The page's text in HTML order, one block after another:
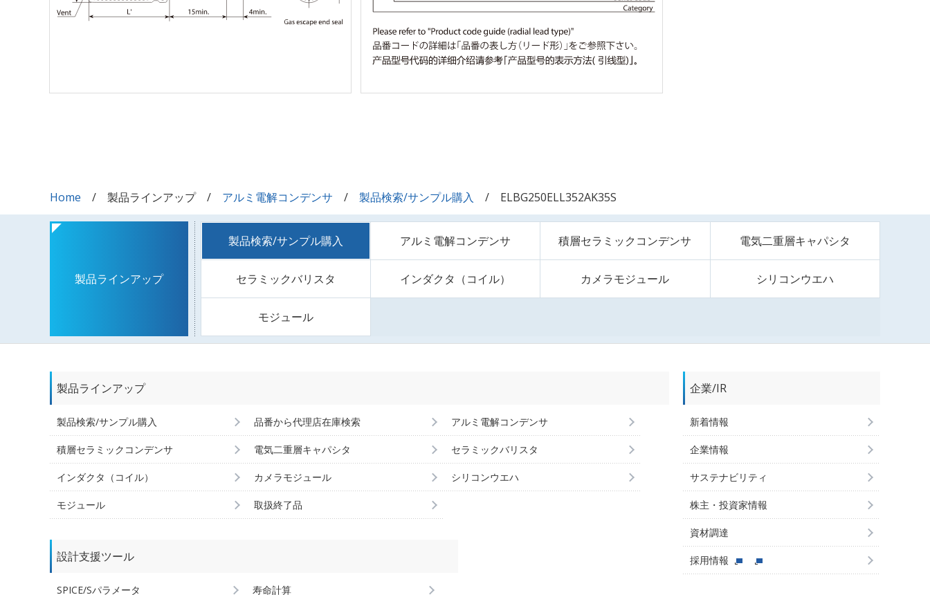
Home 製品ラインアップ アルミ電解コンデンサ 製品検索/サンプル購入 ELBG250ELL352AK35S
製品ラインアップ
製品検索/サンプル購入 アルミ電解コンデンサ 積層セラミックコンデンサ 電気二重層キャパシタ
セラミックバリスタ インダクタ（コイル） カメラモジュール シリコンウエハ
モジュール
製品ラインアップ
製品検索/サンプル購入 品番から代理店在庫検索 アルミ電解コンデンサ
積層セラミックコンデンサ 電気二重層キャパシタ セラミックバリスタ
インダクタ（コイル） カメラモジュール シリコンウエハ
モジュール 取扱終了品
設計支援ツール
SPICE/Sパラメータ 寿命計算
企業/IR
新着情報
企業情報
サステナビリティ
株主・投資家情報
資材調達
採用情報